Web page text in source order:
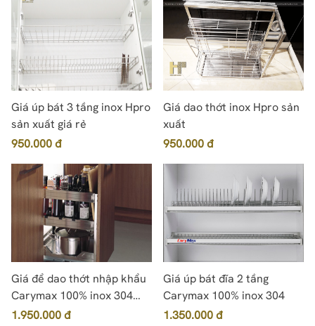
Giá úp bát 3 tầng inox Hpro
sản xuất giá rẻ
950.000 đ
Giá dao thớt inox Hpro sản
xuất
950.000 đ
Giá để dao thớt nhập khẩu
Carymax 100% inox 304
dạng hộp
1.950.000 đ
Giá úp bát đĩa 2 tầng
Carymax 100% inox 304
1.350.000 đ